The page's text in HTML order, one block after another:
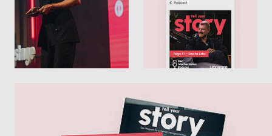
Weniger Aufwand im laufenden Betrieb
Mehr zu E-Rechnungen
Alles digital an einem Ort
Schneller Rückfragen klären
Weniger Abstimmung, mehr Überblick
Mehr zur Zusammenarbeit mit dem